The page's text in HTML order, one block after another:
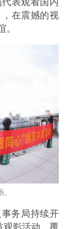
表观看国内
在震撼的视
。
务局持续开
观影活动，覆